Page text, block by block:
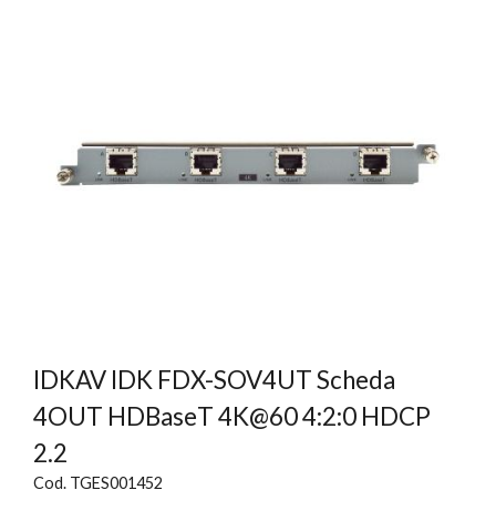
IDKAV IDK FDX-SOV4UT Scheda
4OUT HDBaseT 4K@60 4:2:0 HDCP
2.2
Cod. TGES001452